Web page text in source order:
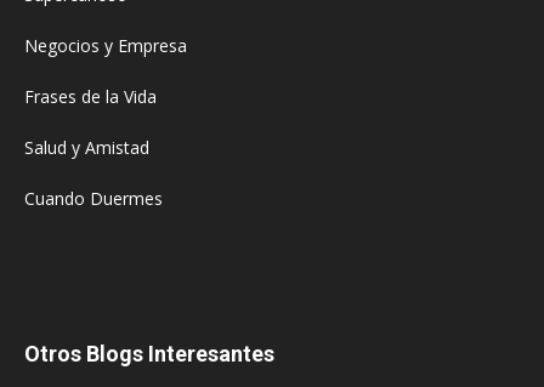
Negocios y Empresa
Frases de la Vida
Salud y Amistad
Cuando Duermes
Otros Blogs Interesantes